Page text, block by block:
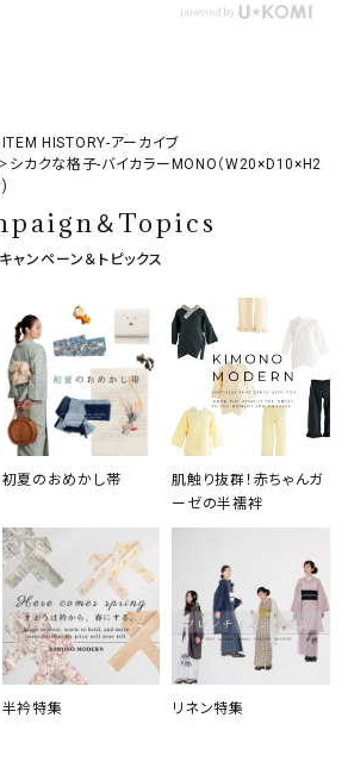
ITEM HISTORY-アーカイブ
シカクな格子-バイカラーMONO（W20×D10×H2
＆Topics
キャンペーン＆トピックス
初夏のおめかし帯
肌触り抜群！赤ちゃんガ
ーゼの半襦袢
半衿特集 リネン特集